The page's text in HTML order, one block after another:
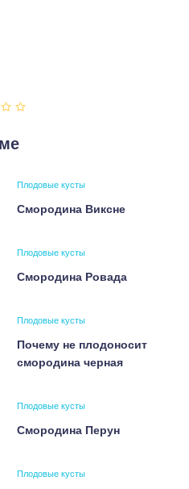
Плодовые кусты
Смородина Виксне
Плодовые кусты
Смородина Ровада
Плодовые кусты
Почему не плодоносит
смородина черная
Плодовые кусты
Смородина Перун
Плодовые кусты